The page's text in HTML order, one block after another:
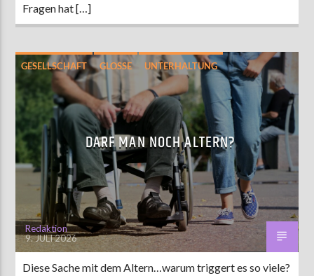
Fragen hat […]
GESELLSCHAFT GLOSSE UNTERHALTUNG
DARF MAN NOCH ALTERN?
Redaktion
9. JULI 2026
Diese Sache mit dem Altern…warum triggert es so viele?